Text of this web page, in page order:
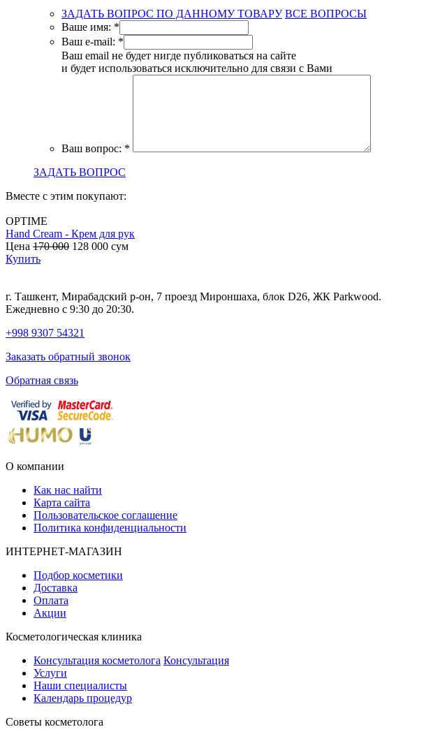
ЗАДАТЬ ВОПРОС ПО ДАННОМУ ТОВАРУ ВСЕ ВОПРОСЫ
Ваше имя: *
Ваш e-mail: *
Ваш email не будет нигде публиковаться на сайте
и будет использоваться исключительно для связи с Вами
Ваш вопрос: *
ЗАДАТЬ ВОПРОС
Вместе с этим покупают:
OPTIME
Hand Cream - Крем для рук
Цена 170 000 128 000 сум
Купить
г. Ташкент, Мирабадский р-он, 7 проезд Мироншаха, блок D26, ЖК Раrkwood.
Ежедневно с 9:30 до 20:30.
+998 9307 54321
Заказать обратный звонок
Обратная связь
О компании
Как нас найти
Карта сайта
Пользовательское соглашение
Политика конфиденциальности
ИНТЕРНЕТ-МАГАЗИН
Подбор косметики
Доставка
Оплата
Акции
Косметологическая клиника
Консультация косметолога Консультация
Услуги
Наши специалисты
Календарь процедур
Cоветы косметолога